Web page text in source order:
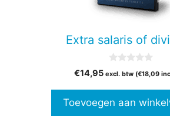
Extra salaris of
v
5
€14,95 excl. btw (€18,09
Toevoegen aan